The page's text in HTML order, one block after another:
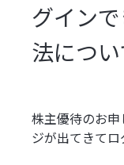
グイン
法につい
株主優待のお
ジが出てきてロ